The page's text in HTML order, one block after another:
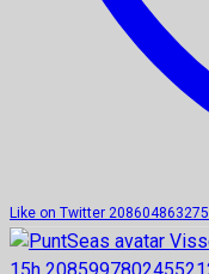
Like on Twitter